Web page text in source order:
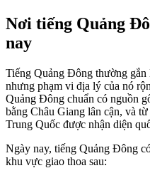
Nơi tiếng Quảng
nay
Tiếng Quảng Đông thường
nhưng phạm vi địa lý của nó
Quảng Đông chuẩn có nguồn
bằng Châu Giang lân cận, và
Trung Quốc được nhận diện
Ngày nay, tiếng Quảng Đông
khu vực giao thoa sau: